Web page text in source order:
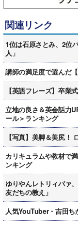
関連リンク
1位は石原さとみ、2位
人」
講師の満足度で選んだ
【英語フレーズ】卒業
立地の良さ＆英会話力
ール＞ランキング
【写真】美脚＆美尻！
カリキュラムや教材で
ンキング
ゆりやんレトリィバァ
友だちの教え」
人気YouTuber・吉田